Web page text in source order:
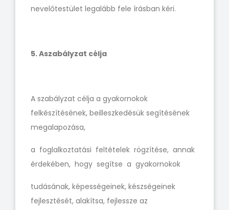
nevelőtestület legalább fele írásban kéri.
5. Aszabályzat célja
A szabályzat célja a gyakornokok
felkészítésének, beilleszkedésük segítésének
megalapozása,
a foglalkoztatási feltételek rögzítése, annak
érdekében, hogy segítse a gyakornokok
tudásának, képességeinek, készségeinek
fejlesztését, alakítsa, fejlessze az